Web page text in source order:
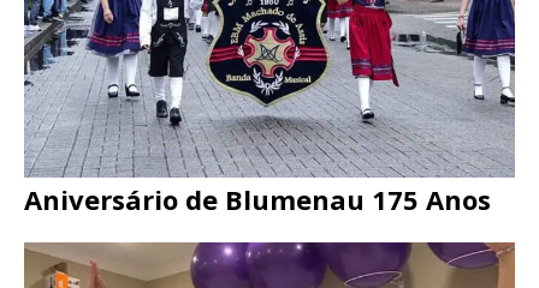
Aniversário de Blumenau 175 Anos